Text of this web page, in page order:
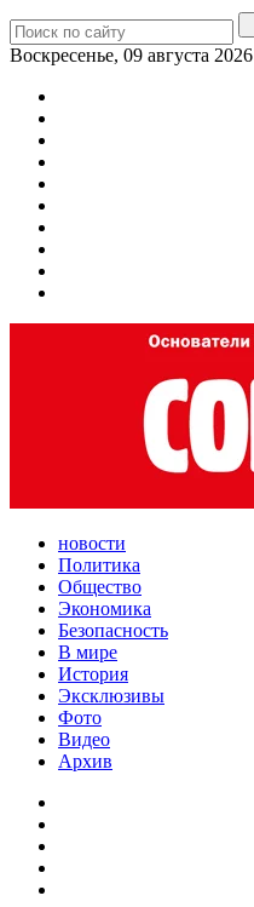
Воскресенье, 09 августа 2026
новости
Политика
Общество
Экономика
Безопасность
В мире
История
Эксклюзивы
Фото
Видео
Архив